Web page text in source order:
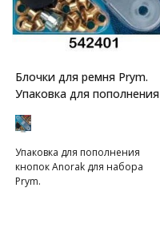
Блочки для ремня Prym.
Упаковка для пополнения
Упаковка для пополнения
кнопок Anorak для набора
Prym.